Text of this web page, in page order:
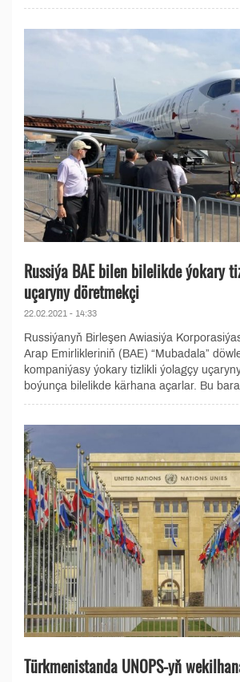
Russiýa BAE bilen bilelikde ýokary
uçaryny döretmekçi
22.02.2021 - 14:33
Russiýanyň Birleşen Awiasiýa
Arap Emirlikleriniň (BAE) “Mubadala”
kompaniýasy ýokary tizlikli ýolagçy
boýunça bilelikde kärhana açarlar. Bu
Türkmenistanda UNOPS-yň